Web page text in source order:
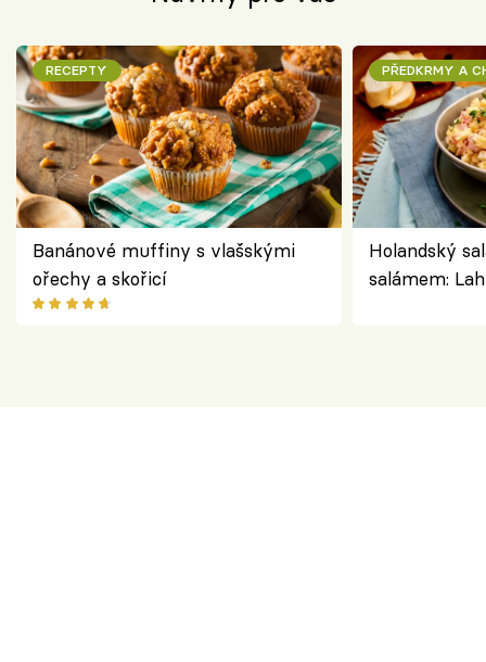
RECEPTY
Banánové muffiny s vlašskými
ořechy a skořicí
PŘEDKRMY A
Holandský
salámem: